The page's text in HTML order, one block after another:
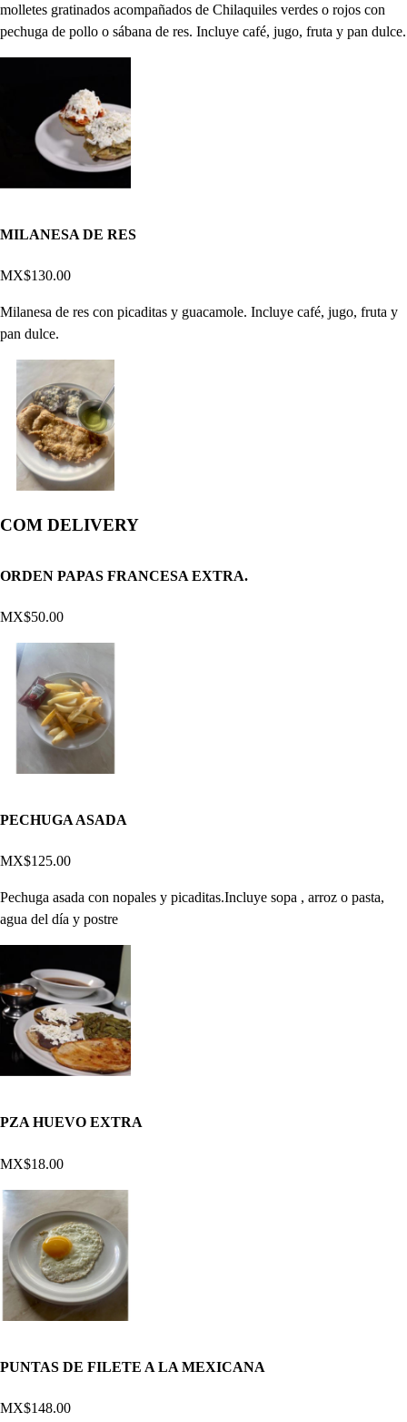
molletes gratinados acompañados de Chilaquiles verdes o rojos con
pechuga de pollo o sábana de res. Incluye café, jugo, fruta y pan dulce.
MILANESA DE RES
MX$130.00
Milanesa de res con picaditas y guacamole. Incluye café, jugo, fruta y
pan dulce.
COM DELIVERY
ORDEN PAPAS FRANCESA EXTRA.
MX$50.00
PECHUGA ASADA
MX$125.00
Pechuga asada con nopales y picaditas.Incluye sopa , arroz o pasta,
agua del día y postre
PZA HUEVO EXTRA
MX$18.00
PUNTAS DE FILETE A LA MEXICANA
MX$148.00